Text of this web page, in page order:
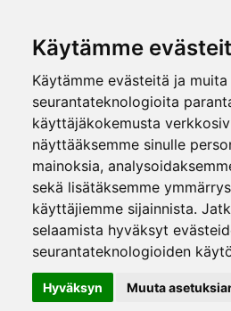
Käytämme
Käytämme evästeitä ja muita
seurantateknologioita
käyttäjäkokemusta
näyttääksemme sinulle
mainoksia,
sekä lisätäksemme
käyttäjiemme sijainnista.
selaamista hyväksyt
seurantateknologioiden
Hyväksyn Muuta